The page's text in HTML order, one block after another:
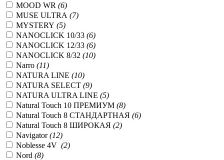
MOOD WR (6)
MUSE ULTRA (7)
MYSTERY (5)
NANOCLICK 10/33 (6)
NANOCLICK 12/33 (6)
NANOCLICK 8/32 (10)
Narro (11)
NATURA LINE (10)
NATURA SELECT (9)
NATURA ULTRA LINE (5)
Natural Touch 10 ПРЕМИУМ (8)
Natural Touch 8 СТАНДАРТНАЯ (6)
Natural Touch 8 ШИРОКАЯ (2)
Navigator(12)
Noblesse 4V (2)
Nord (8)